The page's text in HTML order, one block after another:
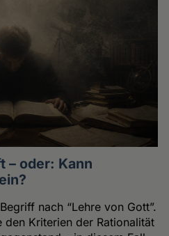
– oder: Kann
nach “Lehre von Gott”.
den Kriterien der Rationalität